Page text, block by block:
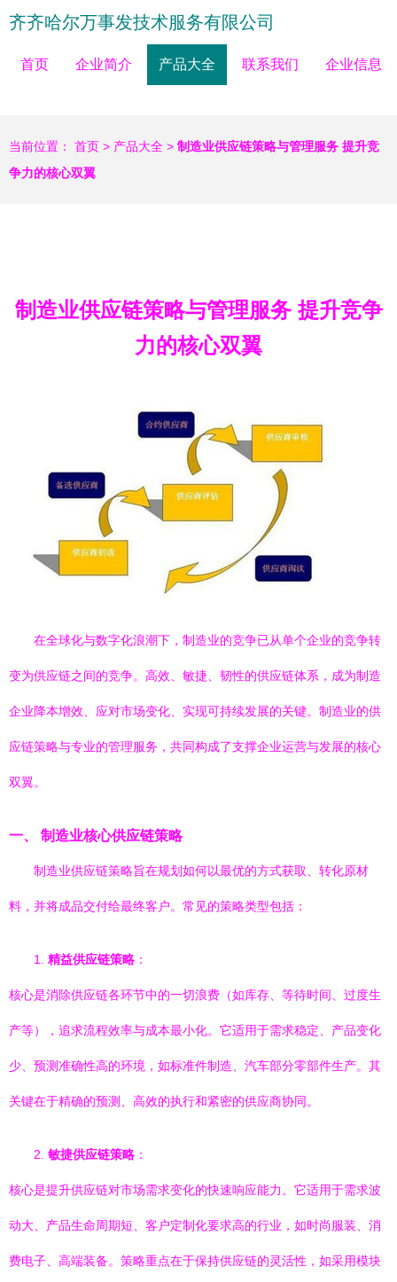
齐齐哈尔万事发技术服务有限公司
首页 企业简介 产品大全 联系我们 企业信息
当前位置： 首页 > 产品大全 > 制造业供应链策略与管理服务 提升竞
争力的核心双翼
制造业供应链策略与管理服务 提升竞争
力的核心双翼
在全球化与数字化浪潮下，制造业的竞争已从单个企业的竞争转
变为供应链之间的竞争。高效、敏捷、韧性的供应链体系，成为制造
企业降本增效、应对市场变化、实现可持续发展的关键。制造业的供
应链策略与专业的管理服务，共同构成了支撑企业运营与发展的核心
双翼。
一、 制造业核心供应链策略
制造业供应链策略旨在规划如何以最优的方式获取、转化原材
料，并将成品交付给最终客户。常见的策略类型包括：
1. 精益供应链策略 ：
核心是消除供应链各环节中的一切浪费（如库存、等待时间、过度生
产等），追求流程效率与成本最小化。它适用于需求稳定、产品变化
少、预测准确性高的环境，如标准件制造、汽车部分零部件生产。其
关键在于精确的预测、高效的执行和紧密的供应商协同。
2. 敏捷供应链策略 ：
核心是提升供应链对市场需求变化的快速响应能力。它适用于需求波
动大、产品生命周期短、客户定制化要求高的行业，如时尚服装、消
费电子、高端装备。策略重点在于保持供应链的灵活性，如采用模块